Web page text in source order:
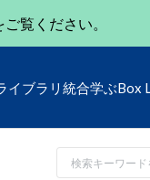
ご覧ください。
イブラリ 統合学ぶBox